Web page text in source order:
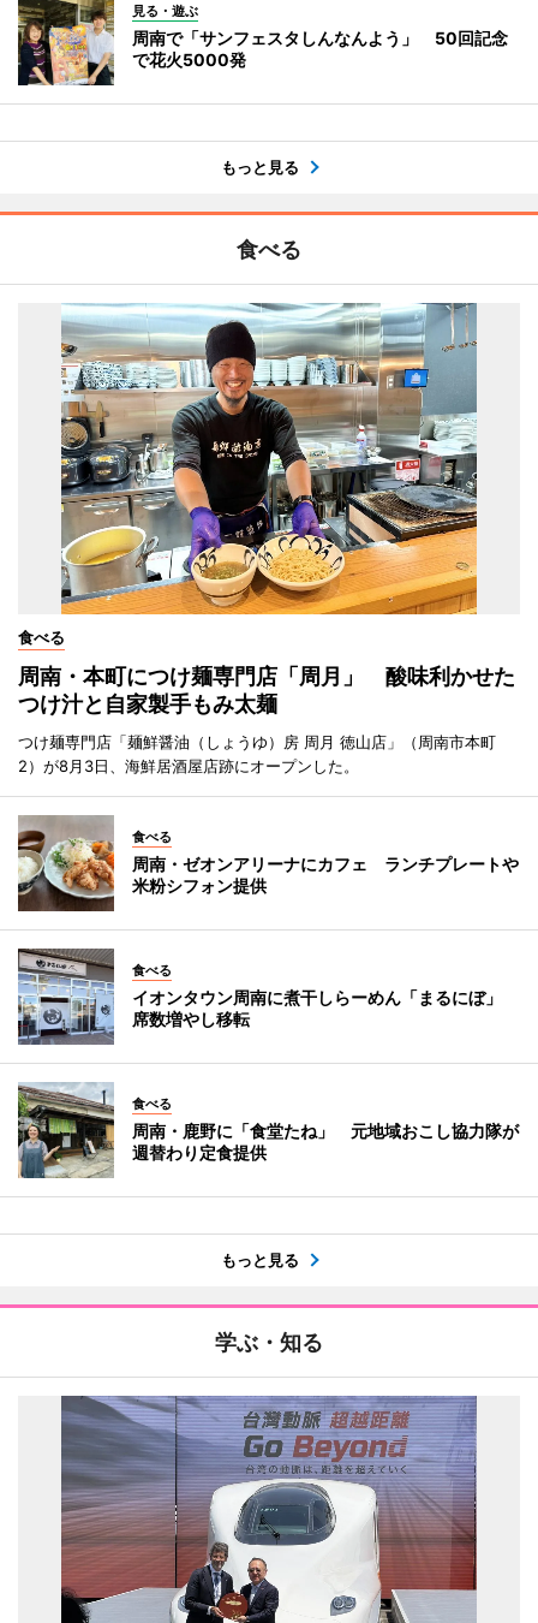
見る・遊ぶ
周南で「サンフェスタしんなんよう」 50回記念
で花火5000発
もっと見る
食べる
食べる
周南・本町につけ麺専門店「周月」 酸味利かせた
つけ汁と自家製手もみ太麺
つけ麺専門店「麺鮮醤油（しょうゆ）房 周月 徳山店」（周南市本町
2）が8月3日、海鮮居酒屋店跡にオープンした。
食べる
周南・ゼオンアリーナにカフェ ランチプレートや
米粉シフォン提供
食べる
イオンタウン周南に煮干しらーめん「まるにぼ」
席数増やし移転
食べる
周南・鹿野に「食堂たね」 元地域おこし協力隊が
週替わり定食提供
もっと見る
学ぶ・知る